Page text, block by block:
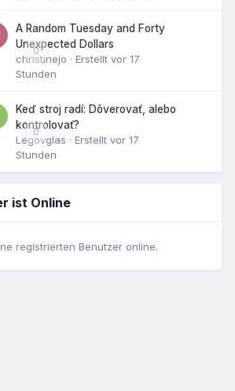
0
A Random Tuesday and Forty
Unexpected Dollars
christinejo · Erstellt vor 17
Stunden
0
Keď stroj radí: Dôverovať, alebo
kontrolovať?
Legovglas · Erstellt vor 17
Stunden
ist Online
registrierten Benutzer online.